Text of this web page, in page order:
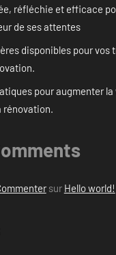
réfléchie et efficace
de ses attentes
disponibles pour vos
pour augmenter la
rénovation.
sur Hello world!